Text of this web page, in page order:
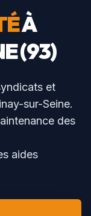
À
(93)
et
sur-Seine.
des
aides